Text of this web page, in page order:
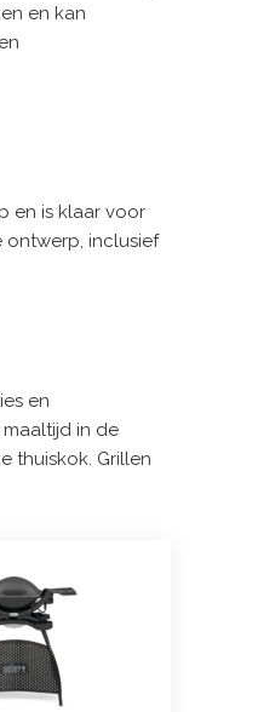
en kan
en is klaar voor
ontwerp, inclusief
en
in de
thuiskok. Grillen